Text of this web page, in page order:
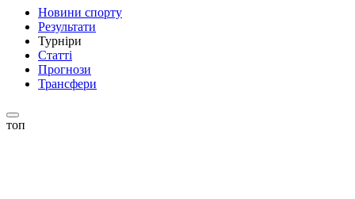
Новини спорту
Результати
Турніри
Статті
Прогнози
Трансфери
топ